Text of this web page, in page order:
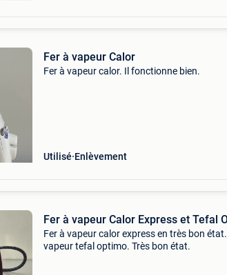
Fer à vapeur Calor
Fer à vapeur calor. Il fonctionne bien.
Utilisé Enlèvement
Fer à vapeur Calor Express et Tefal
Fer à vapeur calor express en très bon
vapeur tefal optimo. Très bon état.